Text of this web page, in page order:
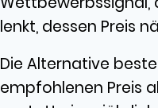
lenkt, dessen Preis
Die Alternative
empfohlenen Preis